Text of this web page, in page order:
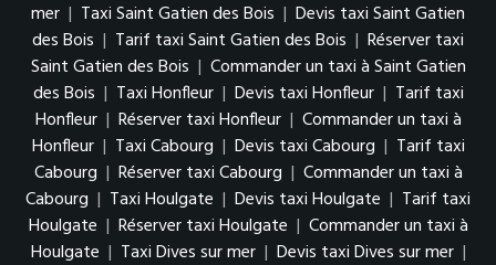
mer | Taxi Saint Gatien des Bois | Devis taxi Saint Gatien
des Bois | Tarif taxi Saint Gatien des Bois | Réserver taxi
Saint Gatien des Bois | Commander un taxi à Saint Gatien
des Bois | Taxi Honfleur | Devis taxi Honfleur | Tarif taxi
Honfleur | Réserver taxi Honfleur | Commander un taxi à
Honfleur | Taxi Cabourg | Devis taxi Cabourg | Tarif taxi
Cabourg | Réserver taxi Cabourg | Commander un taxi à
Cabourg | Taxi Houlgate | Devis taxi Houlgate | Tarif taxi
Houlgate | Réserver taxi Houlgate | Commander un taxi à
Houlgate | Taxi Dives sur mer | Devis taxi Dives sur mer |